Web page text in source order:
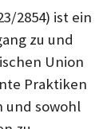
2854) ist ein
zu und
Union
Praktiken
und sowohl